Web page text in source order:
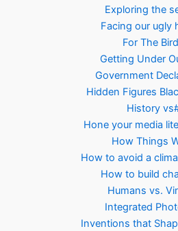
Exploring the
Facing our ugly
For The
Getting Under
Government
Hidden Figures
History
Hone your media
How Things
How to avoid a
How to build
Humans vs.
Integrated
Inventions that